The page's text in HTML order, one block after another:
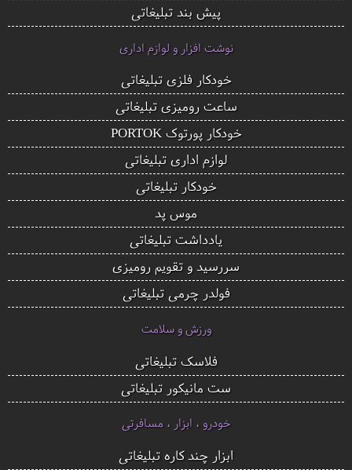
پیش بند تبلیغاتی
نوشت افزار و لوازم اداری
خودکار فلزی تبلیغاتی
ساعت رومیزی تبلیغاتی
خودکار پورتوک PORTOK
لوازم اداری تبلیغاتی
خودکار تبلیغاتی
موس پد
یادداشت تبلیغاتی
سررسید و تقویم رومیزی
فولدر چرمی تبلیغاتی
ورزش و سلامت
فلاسک تبلیغاتی
ست مانیکور تبلیغاتی
خودرو ، ابزار ، مسافرتی
ابزار چند کاره تبلیغاتی